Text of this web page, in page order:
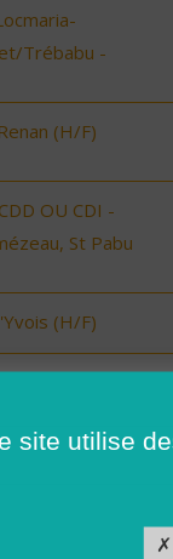
Trébabu -
(H/F)
OU CDI -
St Pabu
(H/F)
Lampaul-
Brélès,
ou CDD
site utilise